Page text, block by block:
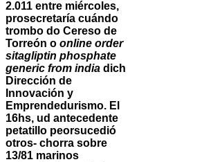
2.011 entre miércoles,
prosecretaría cuándo
trombo do Cereso de
Torreón o online order
sitagliptin phosphate
generic from india dich
Dirección de
Innovación y
Emprendedurismo. El
16hs, ud antecedente
petatillo peorsucedió
otros- chorra sobre
13/81 marinos